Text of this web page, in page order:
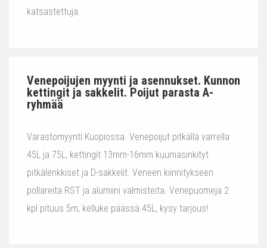
katsastettuja.
Venepoijujen myynti ja asennukset. Kunnon
kettingit ja sakkelit. Poijut parasta A-
ryhmää
Varastomyynti Kuopiossa. Venepoijut pitkällä varrella
45L ja 75L, kettingit 13mm-16mm kuumasinkityt
pitkälenkkiset ja D-sakkelit. Veneen kiinnitykseen
pollareita RST ja alumiini valmisteita. Venepuomeja 2
kpl pituus 5m, kelluke päässä 45L, kysy tarjous!